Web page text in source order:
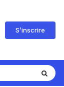
S’inscrire